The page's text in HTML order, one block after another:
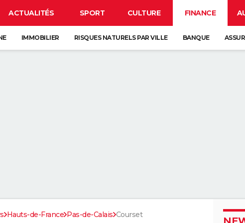
ACTUALITÉS SPORT CULTURE FINANCE
IMMOBILIER RISQUES NATURELS PAR VILLE BANQUE
Hauts-de-France Pas-de-Calais Courset